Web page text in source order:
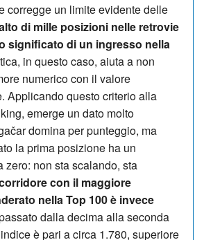
corregge un limite evidente delle
di mille posizioni nelle retrovie
significato di un ingresso nella
in questo caso, aiuta a non
numerico con il valore
Applicando questo criterio alla
emerge un dato molto
domina per punteggio, ma
la prima posizione ha un
zero: non sta scalando, sta
con il maggiore
nella Top 100 è invece
dalla decima alla seconda
è pari a circa 1.780, superiore